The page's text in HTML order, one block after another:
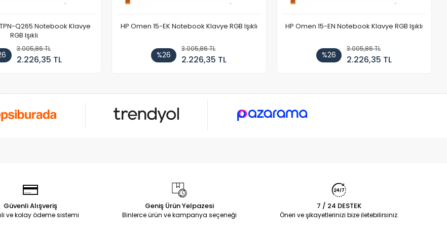
TPN-Q265 Notebook Klavye
RGB Işıklı
3.005,86 TL
2.226,35 TL
HP Omen 15-EK Notebook Klavye RGB Işıklı
%26
3.005,86 TL
2.226,35 TL
HP Omen 15-EN Notebook Klavye RGB Işıklı
%26
3.005,86 TL
2.226,35 TL
Güvenli Alışveriş
ve kolay ödeme sistemi
Geniş Ürün Yelpazesi
Binlerce ürün ve kampanya seçeneği
7 / 24 DESTEK
Öneri ve şikayetlerinizi bize iletebilirsiniz.